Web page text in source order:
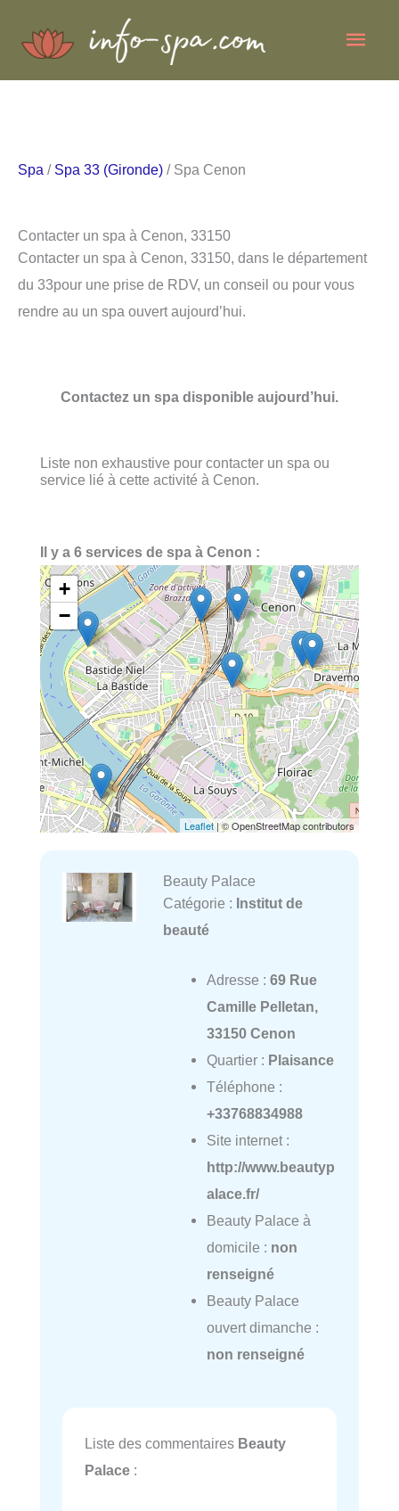
Spa / Spa 33 (Gironde) / Spa Cenon
Contacter un spa à Cenon, 33150
Contacter un spa à Cenon, 33150, dans le département
du 33pour une prise de RDV, un conseil ou pour vous
rendre au un spa ouvert aujourd’hui.
Contactez un spa disponible aujourd’hui.
Liste non exhaustive pour contacter un spa ou
service lié à cette activité à Cenon.
Il y a 6 services de spa à Cenon :
+
−
Leaflet| © OpenStreetMap contributors
Beauty Palace
Catégorie : Institut de
beauté
Adresse : 69 Rue
Camille Pelletan,
33150 Cenon
Quartier : Plaisance
Téléphone :
+33768834988
Site internet :
http://www.beautyp
alace.fr/
Beauty Palace à
domicile : non
renseigné
Beauty Palace
ouvert dimanche :
non renseigné
Liste des commentaires Beauty
Palace :